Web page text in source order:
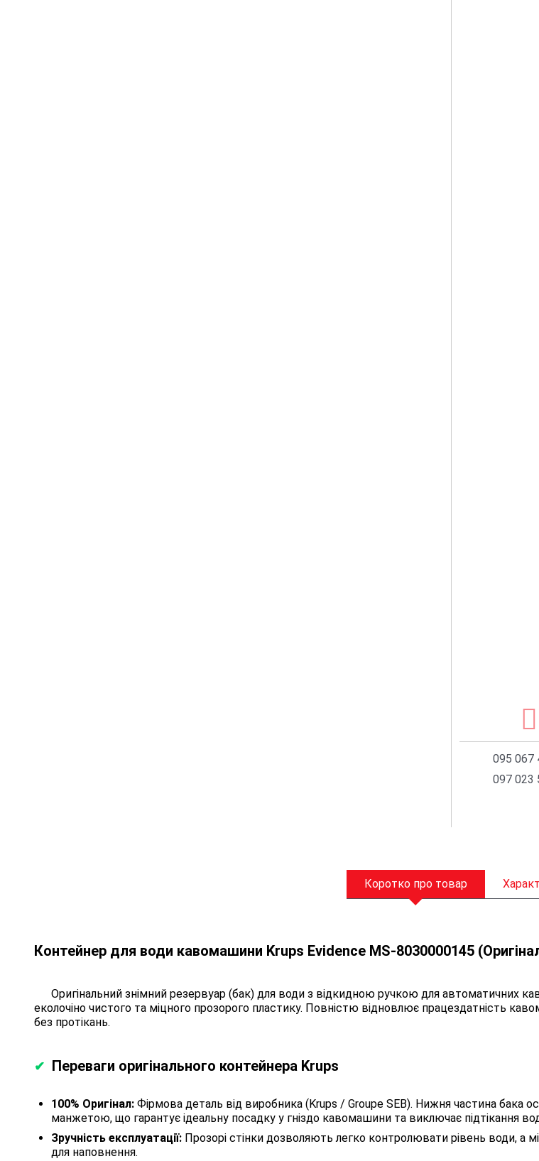
095 067
097 023
Коротко про товар
Контейнер для води кавомашини Krups Evidence MS-8030000145
Оригінальний знімний резервуар (бак) для води з відкидною ручкою для автоматичних
еколочіно чистого та міцного прозорого пластику. Повністю відновлює працездатність
без протікань.
✔ Переваги оригінального контейнера Krups
100% Оригінал: Фірмова деталь від виробника (Krups / Groupe SEB). Нижня частина
манжетою, що гарантує ідеальну посадку у гніздо кавомашини та виключає підтікання
Зручність експлуатації: Прозорі стінки дозволяють легко контролювати рівень води, а
для наповнення.